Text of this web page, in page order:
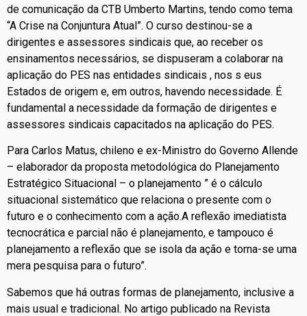
de comunicação da CTB Umberto Martins, tendo como tema
“A Crise na Conjuntura Atual”. O curso destinou-se a
dirigentes e assessores sindicais que, ao receber os
ensinamentos necessários, se dispuseram a colaborar na
aplicação do PES nas entidades sindicais , nos s eus
Estados de origem e, em outros, havendo necessidade. É
fundamental a necessidade da formação de dirigentes e
assessores sindicais capacitados na aplicação do PES.
Para Carlos Matus, chileno e ex-Ministro do Governo Allende
– elaborador da proposta metodológica do Planejamento
Estratégico Situacional – o planejamento ” é o cálculo
situacional sistemático que relaciona o presente com o
futuro e o conhecimento com a ação.A reflexão imediatista
tecnocrática e parcial não é planejamento, e tampouco é
planejamento a reflexão que se isola da ação e torna-se uma
mera pesquisa para o futuro”.
Sabemos que há outras formas de planejamento, inclusive a
mais usual e tradicional. No artigo publicado na Revista